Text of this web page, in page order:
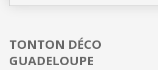
TONTON DÉCO
GUADELOUPE